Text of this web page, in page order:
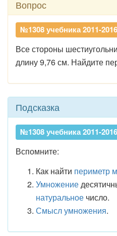
Вопрос
№1308 учебника 2011-
Все стороны
длину 9,76 см. Найдите
Подсказка
№1308 учебника 2011-
Вспомните:
Как найти периметр
Умножение
натуральное число.
Смысл умножения.